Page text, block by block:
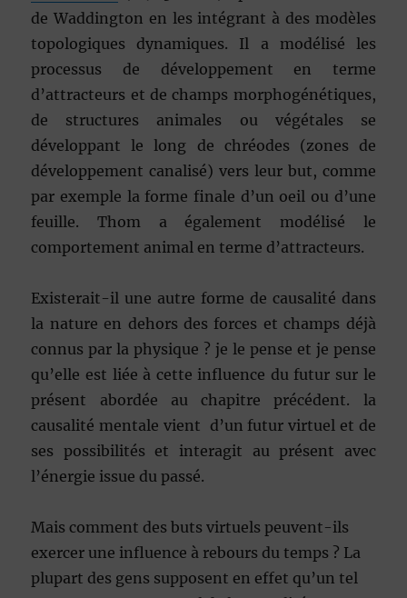
de Waddington en les intégrant à des modèles
topologiques dynamiques. Il a modélisé les
processus de développement en terme
d’attracteurs et de champs morphogénétiques,
de structures animales ou végétales se
développant le long de chréodes (zones de
développement canalisé) vers leur but, comme
par exemple la forme finale d’un oeil ou d’une
feuille. Thom a également modélisé le
comportement animal en terme d’attracteurs.
Existerait-il une autre forme de causalité dans
la nature en dehors des forces et champs déjà
connus par la physique ? je le pense et je pense
qu’elle est liée à cette influence du futur sur le
présent abordée au chapitre précédent. la
causalité mentale vient d’un futur virtuel et de
ses possibilités et interagit au présent avec
l’énergie issue du passé.
Mais comment des buts virtuels peuvent-ils
exercer une influence à rebours du temps ? La
plupart des gens supposent en effet qu’un tel